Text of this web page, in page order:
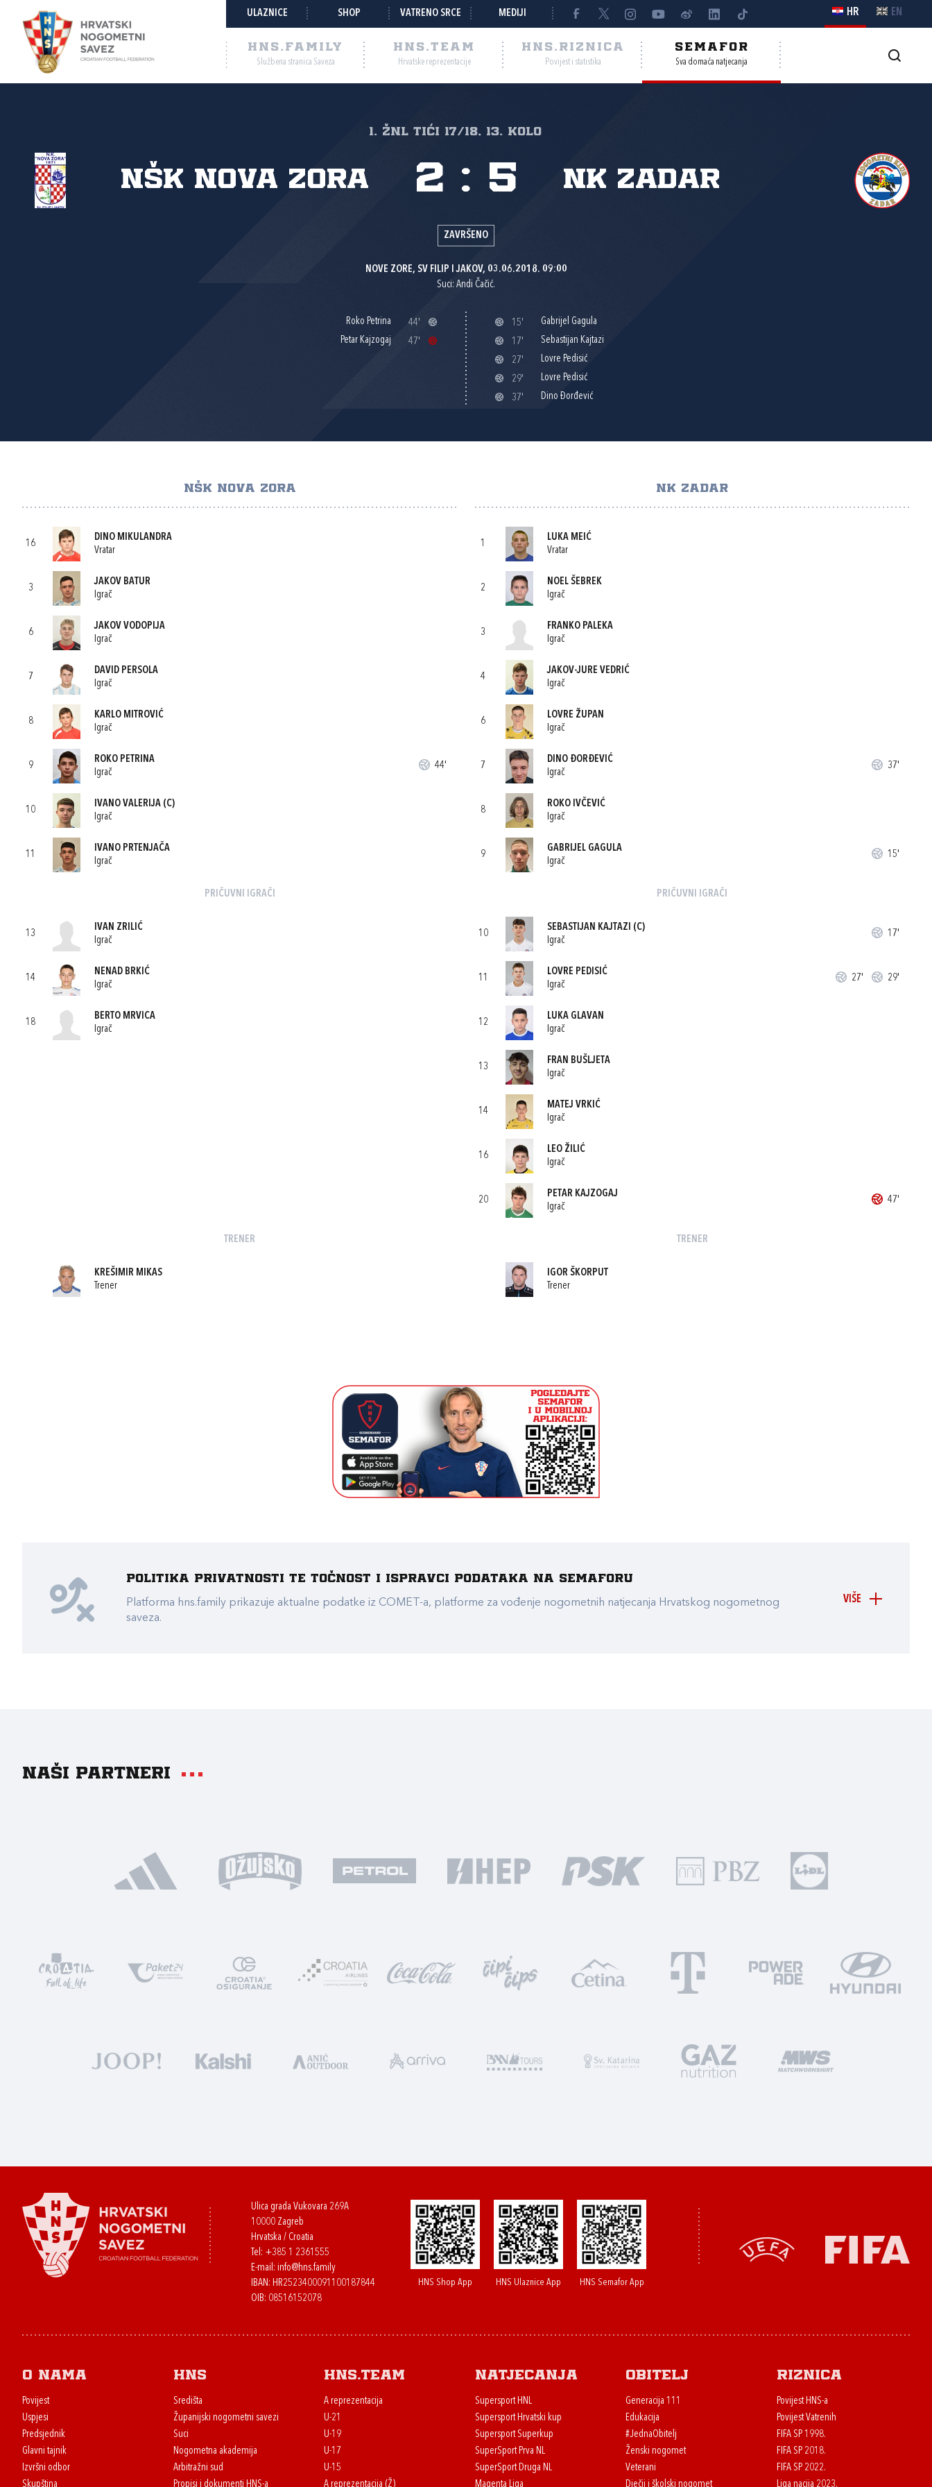
ULAZNICE SHOP VATRENO SRCE MEDIJI HR EN
HNS.FAMILY
Službena stranica Saveza
HNS.TEAM
Hrvatske reprezentacije
HNS.RIZNICA
Povijest i statistika
SEMAFOR
Sva domaća natjecanja
1. žnl tići 17/18, 13. kolo
NŠK Nova zora NK Zadar
2 : 5
ZAVRŠENO
NOVE ZORE, SV FILIP I JAKOV, 03.06.2018. 09:00
Suci: Andi Čačić.
Roko Petrina
44'
Petar Kajzogaj
47'
15'
Gabrijel Gagula
17'
Sebastijan Kajtazi
27'
Lovre Pedisić
29'
Lovre Pedisić
37'
Dino Đorđević
NŠK NOVA ZORA
16
DINO MIKULANDRA
Vratar
3
JAKOV BATUR
Igrač
6
JAKOV VODOPIJA
Igrač
7
DAVID PERSOLA
Igrač
8
KARLO MITROVIĆ
Igrač
9
ROKO PETRINA
Igrač
44'
10
IVANO VALERIJA (C)
Igrač
11
IVANO PRTENJAČA
Igrač
PRIČUVNI IGRAČI
13
IVAN ZRILIĆ
Igrač
14
NENAD BRKIĆ
Igrač
18
BERTO MRVICA
Igrač
TRENER
KREŠIMIR MIKAS
Trener
NK ZADAR
1
LUKA MEIĆ
Vratar
2
NOEL ŠEBREK
Igrač
3
FRANKO PALEKA
Igrač
4
JAKOV-JURE VEDRIĆ
Igrač
6
LOVRE ŽUPAN
Igrač
7
DINO ĐORĐEVIĆ
Igrač
37'
8
ROKO IVČEVIĆ
Igrač
9
GABRIJEL GAGULA
Igrač
15'
PRIČUVNI IGRAČI
10
SEBASTIJAN KAJTAZI (C)
Igrač
17'
11
LOVRE PEDISIĆ
Igrač
27' 29'
12
LUKA GLAVAN
Igrač
13
FRAN BUŠLJETA
Igrač
14
MATEJ VRKIĆ
Igrač
16
LEO ŽILIĆ
Igrač
20
PETAR KAJZOGAJ
Igrač
47'
TRENER
IGOR ŠKORPUT
Trener
VIŠE
Politika privatnosti te točnost i ispravci podataka na Semaforu
Platforma hns.family prikazuje aktualne podatke iz COMET-a, platforme za vođenje nogometnih natjecanja Hrvatskog nogometnog
saveza.
Naši partneri
Ulica grada Vukovara 269A
10000 Zagreb
Hrvatska / Croatia
Tel: +385 1 2361555
E-mail: info@hns.family
IBAN: HR2523400091100187844
OIB: 08516152078
HNS Shop App HNS Ulaznice App HNS Semafor App
O nama
Povijest
Uspjesi
Predsjednik
Glavni tajnik
Izvršni odbor
Skupština
HNS
Središta
Županijski nogometni savezi
Suci
Nogometna akademija
Arbitražni sud
Propisi i dokumenti HNS-a
HNS.team
A reprezentacija
U-21
U-19
U-17
U-15
A reprezentacija (Ž)
Natjecanja
Supersport HNL
Supersport Hrvatski kup
Supersport Superkup
SuperSport Prva NL
SuperSport Druga NL
Magenta Liga
Obitelj
Generacija 111
Edukacija
#JednaObitelj
Ženski nogomet
Veterani
Dječji i školski nogomet
Riznica
Povijest HNS-a
Povijest Vatrenih
FIFA SP 1998.
FIFA SP 2018.
FIFA SP 2022.
Liga nacija 2023.